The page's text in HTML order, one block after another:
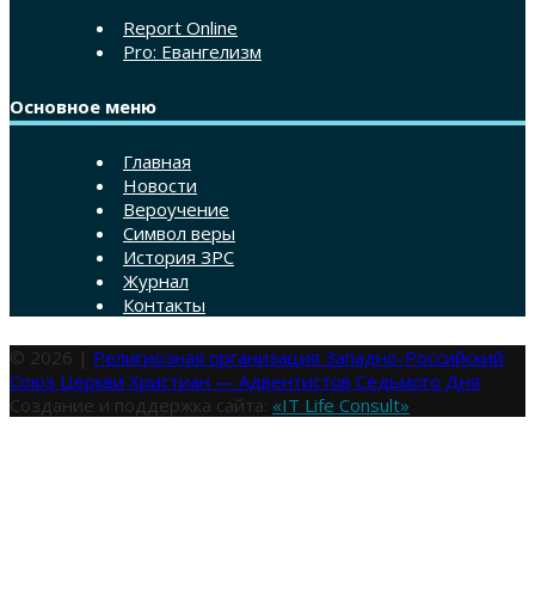
Report Online
Pro: Евангелизм
Основное меню
Главная
Новости
Вероучение
Символ веры
История ЗРС
Журнал
Контакты
© 2026 | Религиозная организация Западно-Российский
Союз Церкви Христиан — Адвентистов Седьмого Дня
Создание и поддержка сайта: «IT Life Consult»